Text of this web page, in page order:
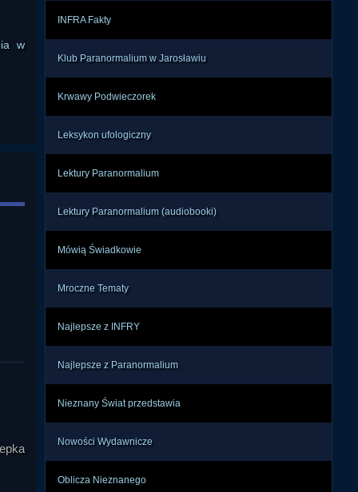
W
z
W
w
INFRA Fakty
Klub Paranormalium w Jarosławiu
Krwawy Podwieczorek
Leksykon ufologiczny
Lektury Paranormalium
Lektury Paranormalium (audiobooki)
Mówią Świadkowie
Mroczne Tematy
Najlepsze z INFRY
Najlepsze z Paranormalium
Nieznany Świat przedstawia
Nowości Wydawnicze
Oblicza Nieznanego